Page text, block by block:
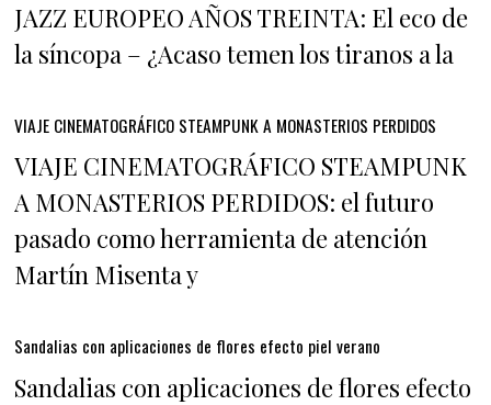
JAZZ EUROPEO AÑOS TREINTA: El eco de
la síncopa – ¿Acaso temen los tiranos a la
VIAJE CINEMATOGRÁFICO STEAMPUNK A MONASTERIOS PERDIDOS
VIAJE CINEMATOGRÁFICO STEAMPUNK
A MONASTERIOS PERDIDOS: el futuro
pasado como herramienta de atención
Martín Misenta y
Sandalias con aplicaciones de flores efecto piel verano
Sandalias con aplicaciones de flores efecto